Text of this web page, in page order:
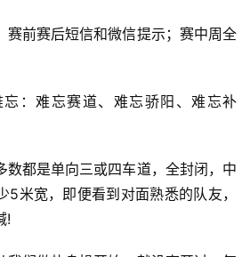
赛前赛后短信和微信提示；赛中周全
：难忘赛道、难忘骄阳、难忘补
都是单向三或四车道，全封闭，中
5米宽，即便看到对面熟悉的队友，
!